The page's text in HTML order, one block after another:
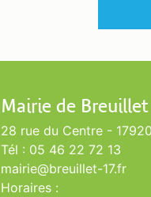
Mairie de Breuillet
28 rue du Centre -
Tél : 05 46 22 72 13
mairie@breuillet-17.fr
Horaires :